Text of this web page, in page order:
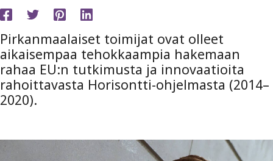
Pirkanmaalaiset toimijat ovat olleet
aikaisempaa tehokkaampia hakemaan
rahaa EU:n tutkimusta ja innovaatioita
rahoittavasta Horisontti-ohjelmasta (2014–
2020).